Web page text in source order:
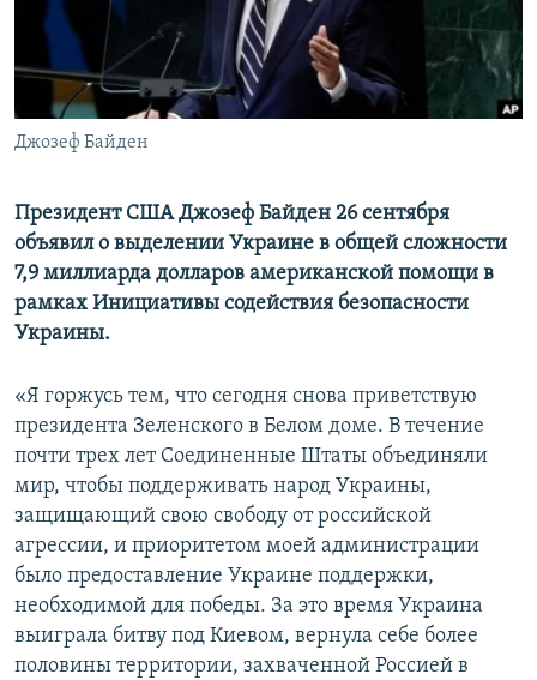
ПОБЕДИТЕЛЕЙ НЕ СУДЯТ?
КРЫМ.НЕПОКОРЕННЫЙ
ELIFBE
УКРАИНСКАЯ ПРОБЛЕМА КРЫМА
ПРИСОЕДИНЯЙТЕСЬ!
Джозеф Байден
Президент США Джозеф Байден 26 сентября
объявил о выделении Украине в общей сложности
7,9 миллиарда долларов американской помощи в
рамках Инициативы содействия безопасности
Украины.
«Я горжусь тем, что сегодня снова приветствую
президента Зеленского в Белом доме. В течение
почти трех лет Соединенные Штаты объединяли
мир, чтобы поддерживать народ Украины,
защищающий свою свободу от российской
агрессии, и приоритетом моей администрации
было предоставление Украине поддержки,
необходимой для победы. За это время Украина
выиграла битву под Киевом, вернула себе более
половины территории, захваченной Россией в